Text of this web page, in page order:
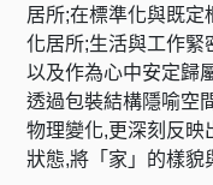
居所;在標準化與既定
化居所;生活與工作緊
以及作為心中安定歸
透過包裝結構隱喻空
物理變化,更深刻反映
狀態,將「家」的樣貌